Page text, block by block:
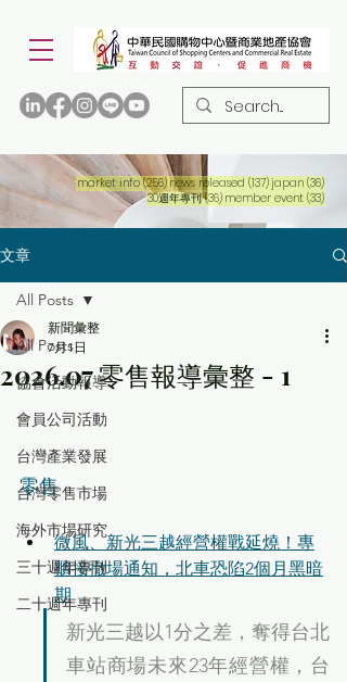
market info (256)256 篇文章
news released (137)137 篇文章
japan (36)36 篇
30週年專刊 (36)36 篇文章
member event (33)33 篇
文章
All Posts
協會活動報導
會員公司活動
台灣產業發展
台灣零售市場
海外市場研究
三十週年專刊
二十週年專刊
All Posts
2026.07 零售報導彙整 - 1
新聞彙整
7月1日
零售
微風、新光三越經營權戰延燒！專
櫃接撤場通知，北車恐陷2個月黑暗
期
新光三越以1分之差，奪得台北
車站商場未來23年經營權，台